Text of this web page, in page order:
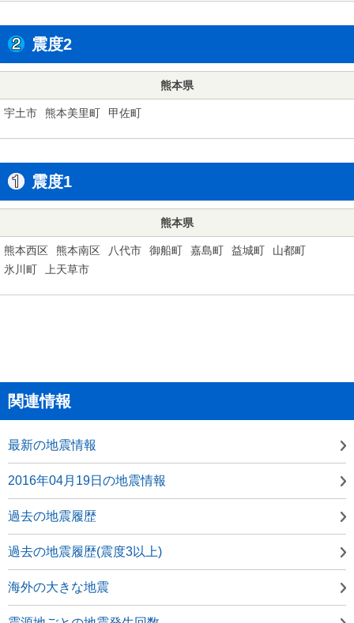
震度2
熊本県
宇土市 熊本美里町 甲佐町
震度1
熊本県
熊本西区 熊本南区 八代市 御船町 嘉島町 益城町
山都町
氷川町
上天草市
関連情報
最新の地震情報
2016年04月19日の地震情報
過去の地震履歴
過去の地震履歴(震度3以上)
海外の大きな地震